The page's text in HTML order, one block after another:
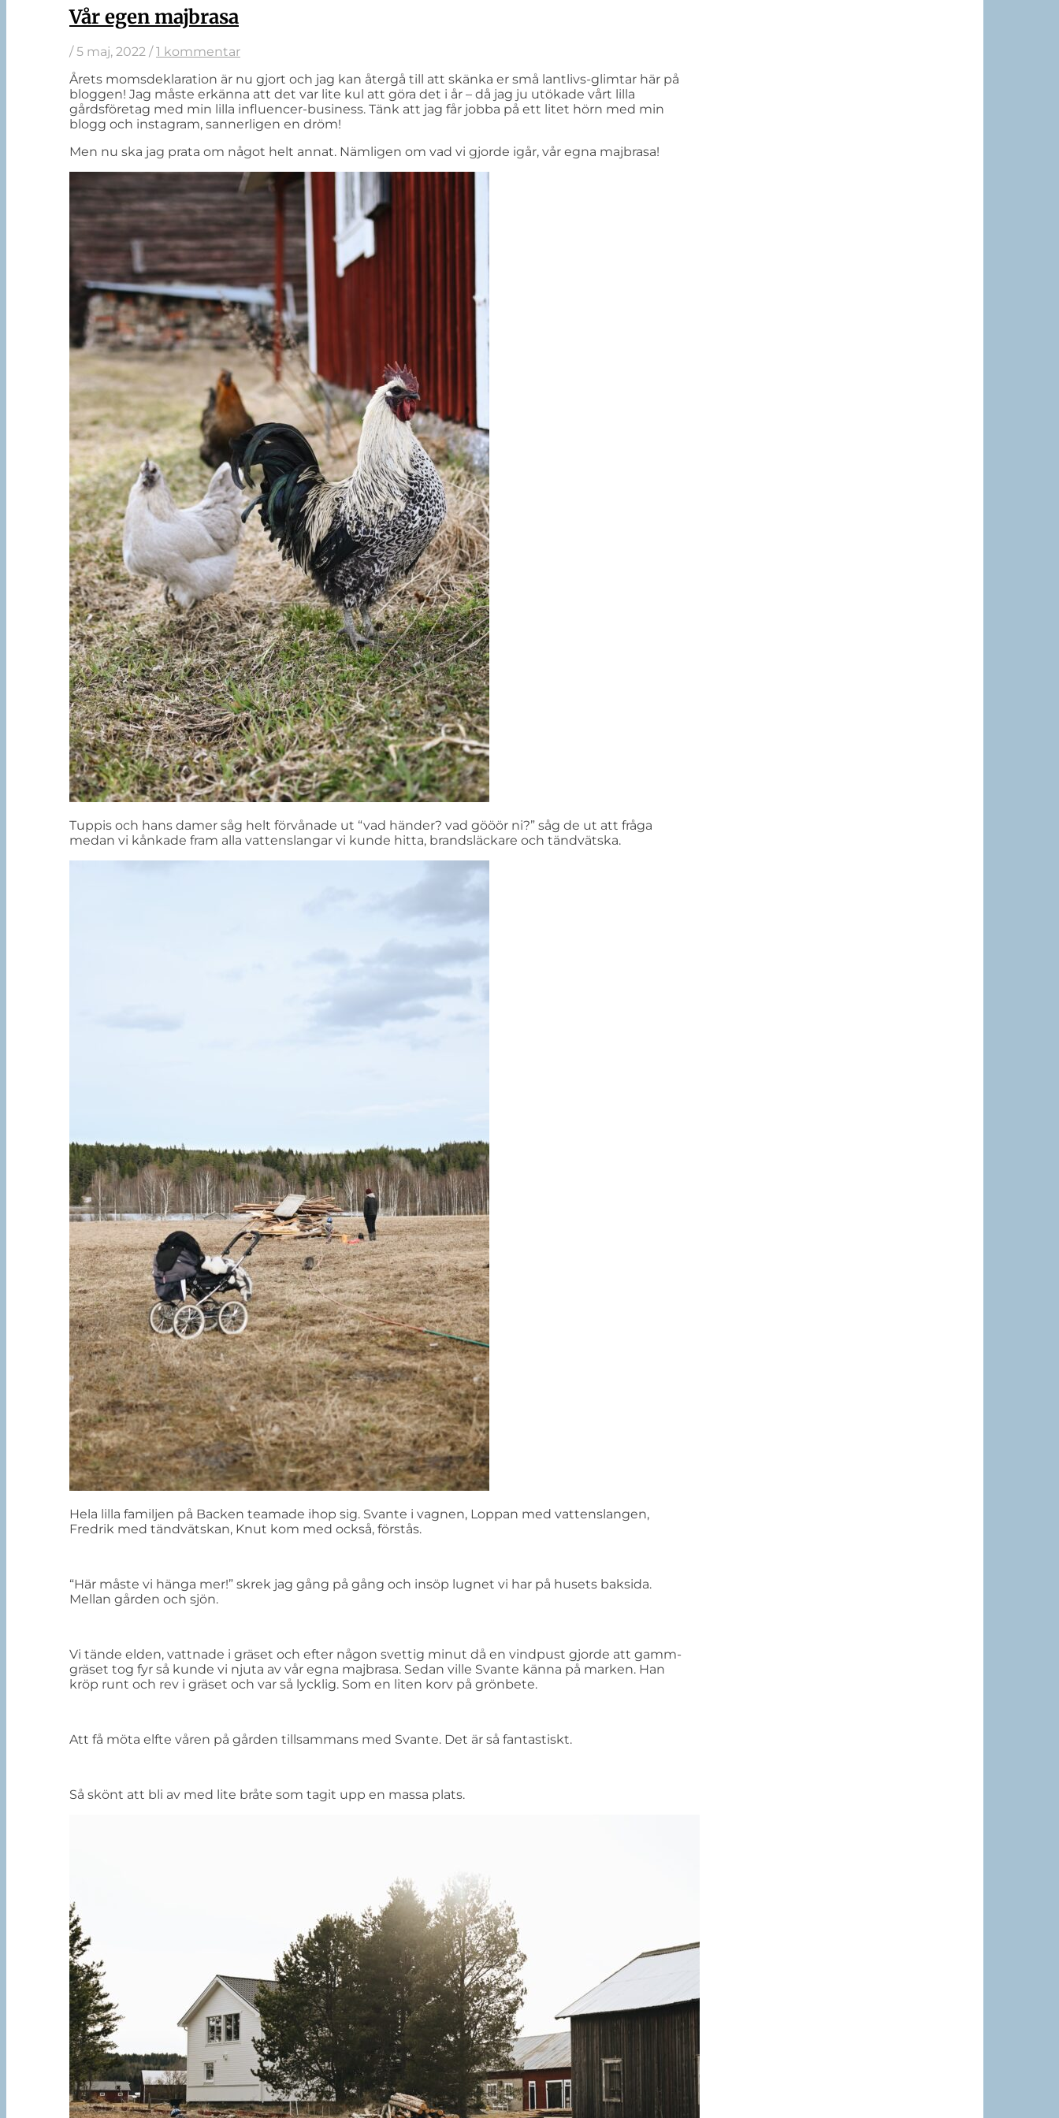
Vår egen majbrasa
/ 5 maj, 2022 / 1 kommentar
Årets momsdeklaration är nu gjort och jag kan återgå till att skänka er små lantlivs-glimtar här på
bloggen! Jag måste erkänna att det var lite kul att göra det i år – då jag ju utökade vårt lilla
gårdsföretag med min lilla influencer-business. Tänk att jag får jobba på ett litet hörn med min
blogg och instagram, sannerligen en dröm!
Men nu ska jag prata om något helt annat. Nämligen om vad vi gjorde igår, vår egna majbrasa!
Tuppis och hans damer såg helt förvånade ut “vad händer? vad gööör ni?” såg de ut att fråga
medan vi kånkade fram alla vattenslangar vi kunde hitta, brandsläckare och tändvätska.
Hela lilla familjen på Backen teamade ihop sig. Svante i vagnen, Loppan med vattenslangen,
Fredrik med tändvätskan, Knut kom med också, förstås.
“Här måste vi hänga mer!” skrek jag gång på gång och insöp lugnet vi har på husets baksida.
Mellan gården och sjön.
Vi tände elden, vattnade i gräset och efter någon svettig minut då en vindpust gjorde att gamm-
gräset tog fyr så kunde vi njuta av vår egna majbrasa. Sedan ville Svante känna på marken. Han
kröp runt och rev i gräset och var så lycklig. Som en liten korv på grönbete.
Att få möta elfte våren på gården tillsammans med Svante. Det är så fantastiskt.
Så skönt att bli av med lite bråte som tagit upp en massa plats.